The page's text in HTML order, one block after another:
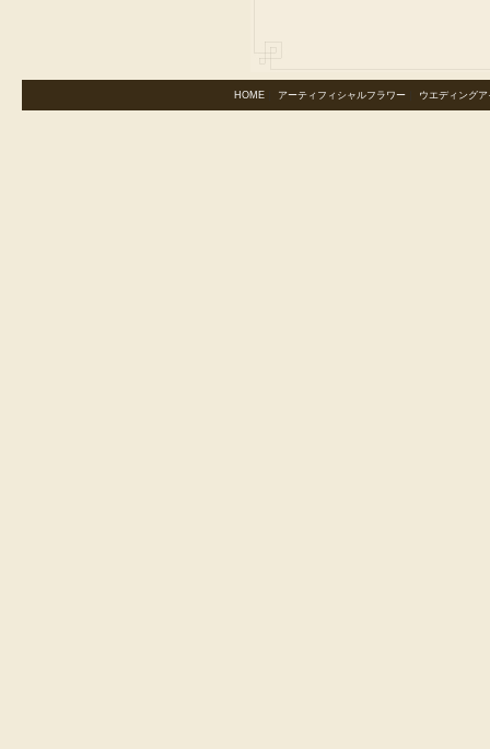
HOME｜ アーティフィシャルフラワー｜ ウエディングア